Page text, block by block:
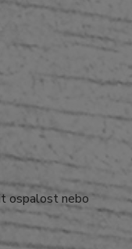
ospalost nebo